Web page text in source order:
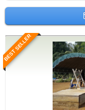
BEST SELLER